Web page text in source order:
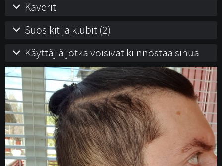
Kaverit
Suosikit ja klubit (2)
Käyttäjiä jotka voisivat kiinnostaa sinua